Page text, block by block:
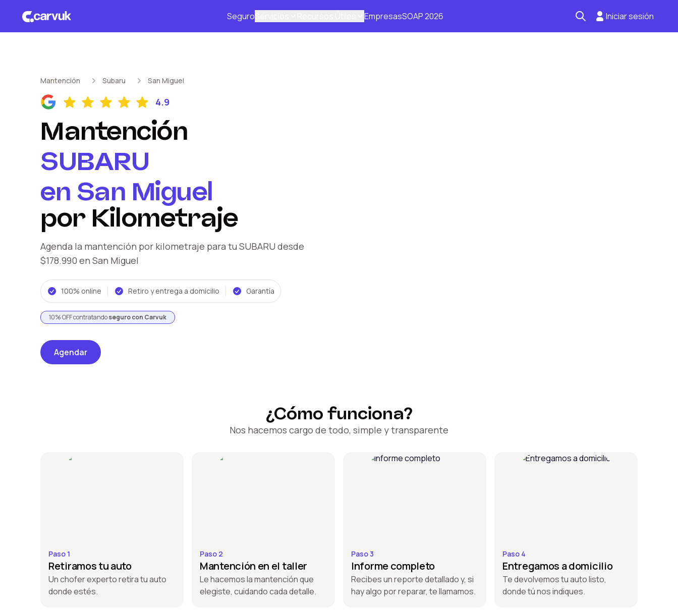
Seguro EmpresasSOAP 2026 Iniciar sesión
Mantención Subaru San Miguel
4.9
Mantención
SUBARU
en San Miguel
por Kilometraje
Agenda la mantención por kilometraje para tu SUBARU desde
$178.990 en San Miguel
100% online Retiro y entrega a domicilio Garantía
10% OFF contratandoseguro con Carvuk
Agendar
¿Cómo funciona?
Nos hacemos cargo de todo, simple y transparente
Paso 1
Retiramos tu auto
Un chofer experto retira tu auto
donde estés.
Paso 2
Mantención en el taller
Le hacemos la mantención que
elegiste, cuidando cada detalle.
Paso 3
Informe completo
Recibes un reporte detallado y, si
hay algo por reparar, te llamamos.
Paso 4
Entregamos a domicilio
Te devolvemos tu auto listo,
donde tú nos indiques.